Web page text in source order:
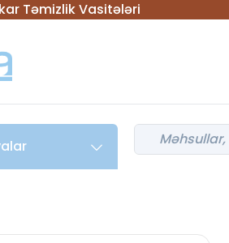
Təmizlik Vasitələri